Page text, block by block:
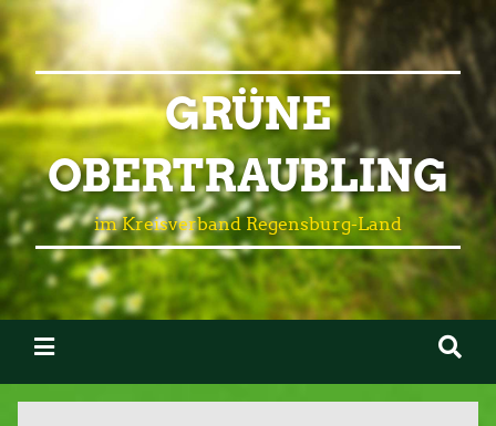
GRÜNE
OBERTRAUBLING
im Kreisverband Regensburg-Land